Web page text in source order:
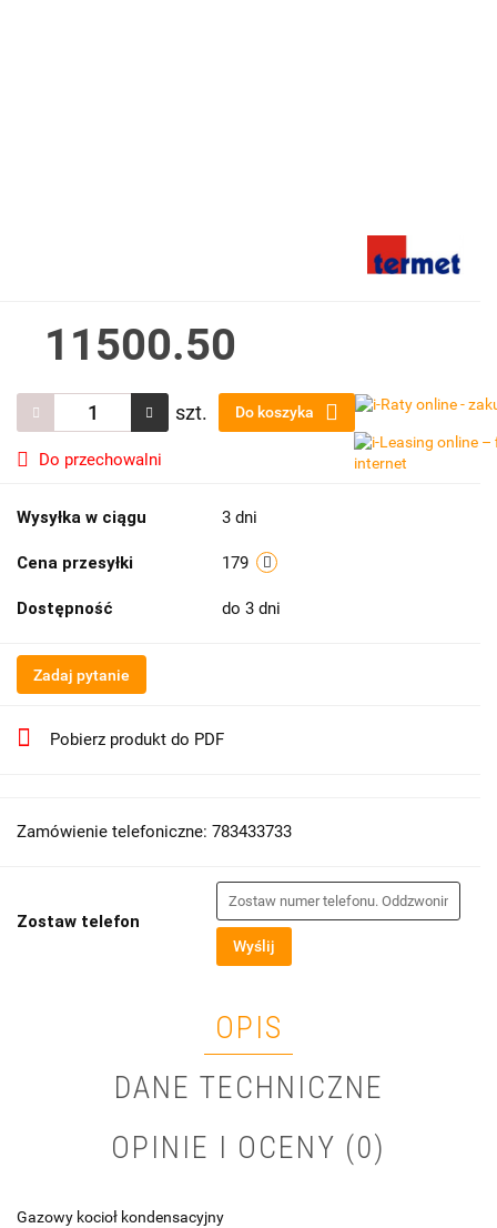
11500.50
szt. Do koszyka
Do przechowalni
Wysyłka w ciągu 3 dni
Cena przesyłki 179
Dostępność do 3 dni
Zadaj pytanie
Pobierz produkt do PDF
Zamówienie telefoniczne: 783433733
Zostaw telefon
Wyślij
OPIS
DANE TECHNICZNE
OPINIE I OCENY (0)
Gazowy kocioł kondensacyjny